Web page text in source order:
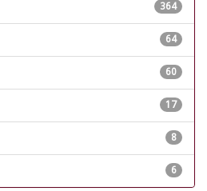
364
64
60
17
8
6